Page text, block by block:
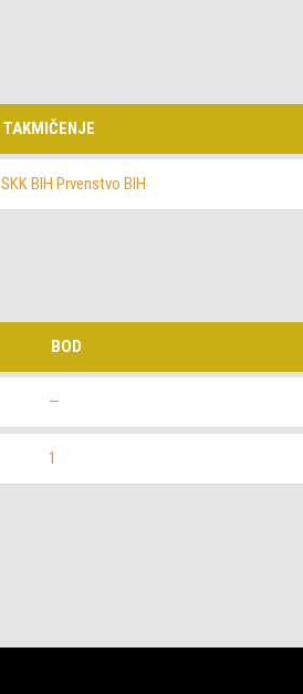
TAKMIČENJE
SKK BIH Prvenstvo BIH
BOD
—
1